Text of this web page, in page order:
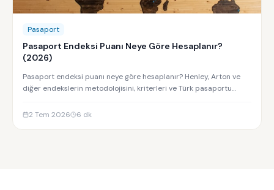
Pasaport
Pasaport Endeksi Puanı Neye Göre Hesaplanır?
(2026)
Pasaport endeksi puanı neye göre hesaplanır? Henley, Arton ve
diğer endekslerin metodolojisini, kriterleri ve Türk pasaportu
2 Tem 2026
6 dk